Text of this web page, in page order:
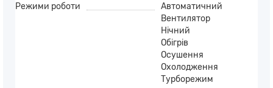
Режими роботи
Автоматичний
Вентилятор
Нічний
Обігрів
Осушення
Охолодження
Турборежим